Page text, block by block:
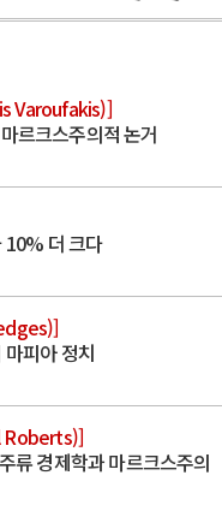
Varoufakis)]
르크스주의적 논거
10% 더 크다
피아 정치
Roberts)]
류 경제학과 마르크스주의